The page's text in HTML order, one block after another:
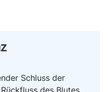
Schluss der
des Blutes